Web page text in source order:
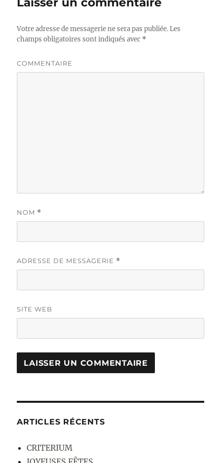
Votre adresse de messagerie ne sera pas publiée.Les
champs obligatoires sont indiqués avec *
COMMENTAIRE
NOM *
ADRESSE DE MESSAGERIE *
SITE WEB
ARTICLES RÉCENTS
CRITERIUM